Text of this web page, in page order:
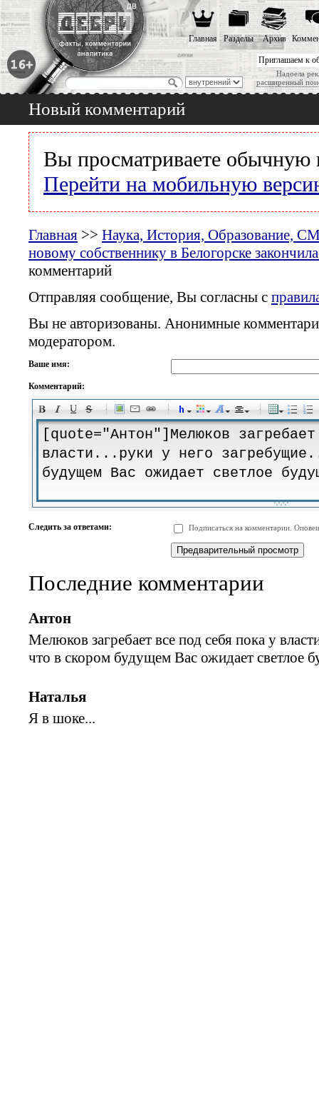
Приглашаем к
Надоела
расширенный
Главная Разделы Архив
Новый комментарий
Вы просматриваете обычную
Перейти на мобильную
Главная >> Наука, История, Образование,
новому собственнику в Белогорске
комментарий
Отправляя сообщение, Вы согласны с
Вы не авторизованы. Анонимные
модератором.
Ваше имя:
Комментарий:
-
-
-
-
-
-
-
-
-
-
-
-
-
-
-
-
-
-
Следить за ответами: Подписаться на комментарии.
Последние комментарии
Антон
Мелюков загребает все под себя пока у
что в скором будущем Вас ожидает светлое
Наталья
Я в шоке...